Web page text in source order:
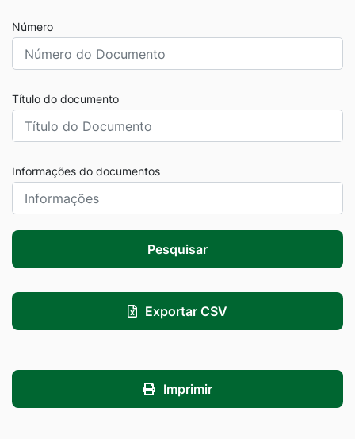
Número
Título do documento
Informações do documentos
Pesquisar
Exportar CSV
Imprimir